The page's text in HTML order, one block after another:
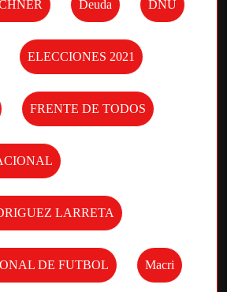
Deuda DNU
ELECCIONES 2021
FRENTE DE TODOS
LARRETA
DE FUTBOL Macri